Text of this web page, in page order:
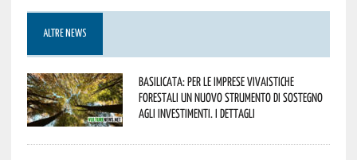
ALTRE NEWS
Basilicata: per le imprese vivaistiche
forestali un nuovo strumento di sostegno
agli investimenti. I dettagli